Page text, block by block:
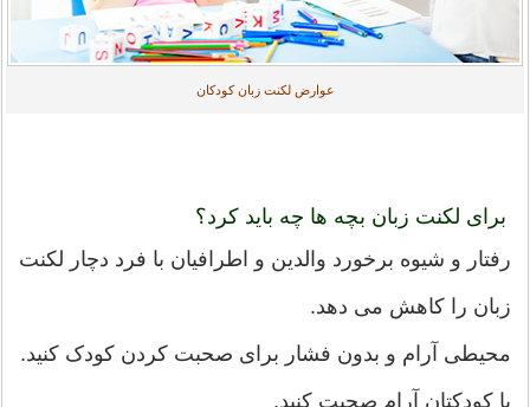
عوارض لکنت زبان کودکان
برای لکنت زبان بچه ها چه باید کرد؟
رفتار و شیوه برخورد والدین و اطرافیان با فرد دچار لکنت
زبان را کاهش می دهد.
محیطی آرام و بدون فشار برای صحبت کردن کودک کنید.
با کودکتان آرام صحبت کنید.